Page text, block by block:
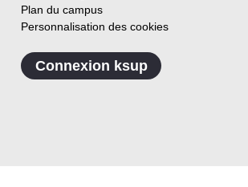
Plan du campus
Personnalisation des cookies
Connexion ksup